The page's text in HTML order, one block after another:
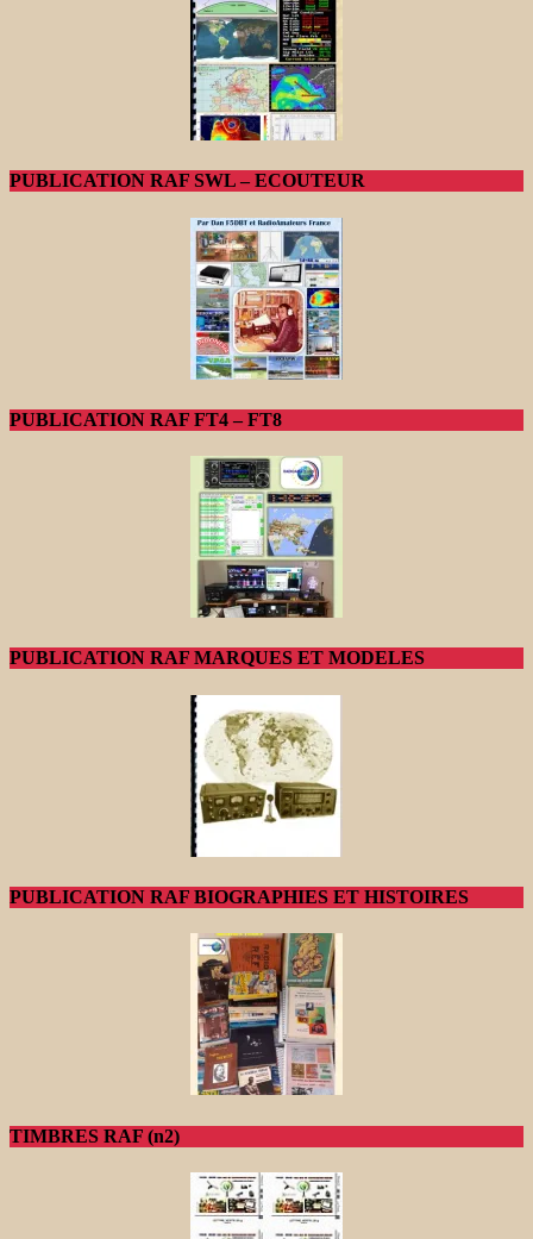
PUBLICATION RAF SWL – ECOUTEUR
PUBLICATION RAF FT4 – FT8
PUBLICATION RAF MARQUES ET MODELES
PUBLICATION RAF BIOGRAPHIES ET HISTOIRES
TIMBRES RAF (n2)